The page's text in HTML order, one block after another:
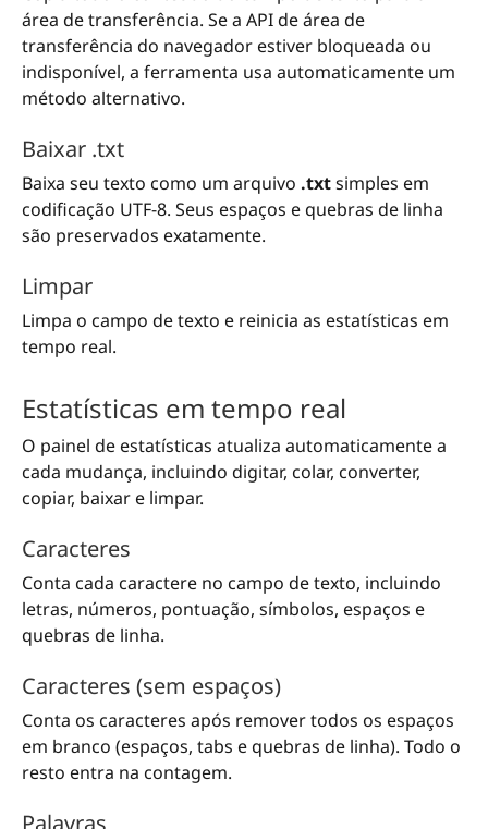
área de transferência. Se a API de área de
transferência do navegador estiver bloqueada ou
indisponível, a ferramenta usa automaticamente um
método alternativo.
Baixar .txt
Baixa seu texto como um arquivo .txtsimples em
codificação UTF-8. Seus espaços e quebras de linha
são preservados exatamente.
Limpar
Limpa o campo de texto e reinicia as estatísticas em
tempo real.
Estatísticas em tempo real
O painel de estatísticas atualiza automaticamente a
cada mudança, incluindo digitar, colar, converter,
copiar, baixar e limpar.
Caracteres
Conta cada caractere no campo de texto, incluindo
letras, números, pontuação, símbolos, espaços e
quebras de linha.
Caracteres (sem espaços)
Conta os caracteres após remover todos os espaços
em branco (espaços, tabs e quebras de linha). Todo o
resto entra na contagem.